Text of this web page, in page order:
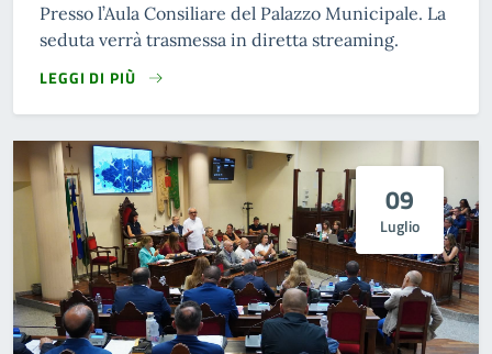
Presso l’Aula Consiliare del Palazzo Municipale. La
seduta verrà trasmessa in diretta streaming.
LEGGI DI PIÙ
09
Luglio